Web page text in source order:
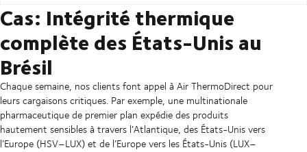
Cas: Intégrité thermique
complète des États-Unis au
Brésil
Chaque semaine, nos clients font appel à Air ThermoDirect pour
leurs cargaisons critiques. Par exemple, une multinationale
pharmaceutique de premier plan expédie des produits
hautement sensibles à travers l’Atlantique, des États-Unis vers
l’Europe (HSV–LUX) et de l’Europe vers les États-Unis (LUX–